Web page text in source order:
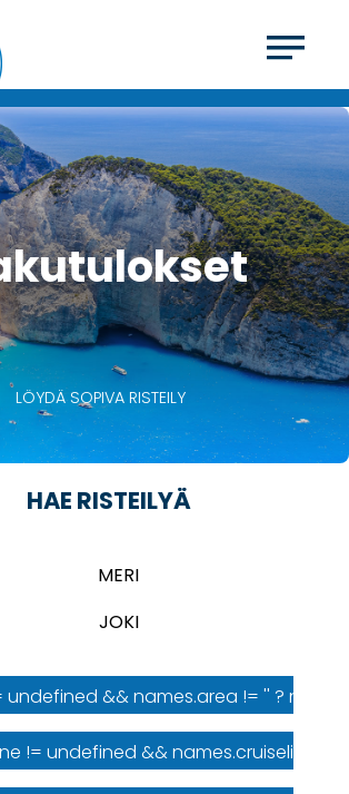
LÖYDÄ SOPIVA RISTEILY
HAE RISTEILYÄ
MERI
JOKI
undefined && names.area != '' ?
!= undefined && names.cruiseline